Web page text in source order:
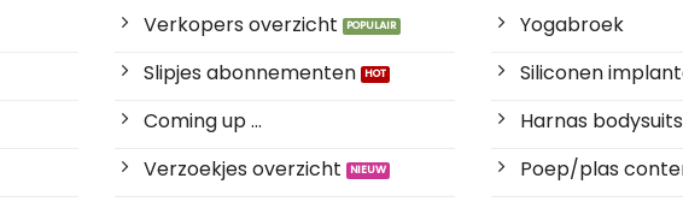
Verkopers overzicht
Slipjes abonnementen
Coming up ...
Verzoekjes overzicht
Yogabroek
Siliconen
Harnas bodysuits
Poep/plas